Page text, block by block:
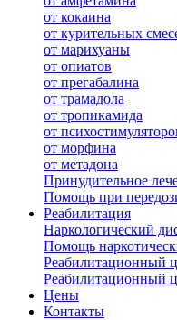
от кокаина
от курительных
от марихуаны
от опиатов
от прегабалина
от трамадола
от тропикамида
от
от морфина
от метадона
Принудительное
Помощь при
Реабилитация
Наркологический
Помощь
Реабилитационный
Реабилитационный
Цены
Контакты